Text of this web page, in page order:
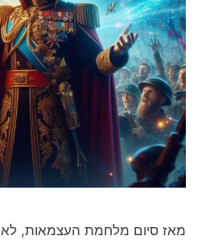
מאז סיום מלחמת העצמאות, לא